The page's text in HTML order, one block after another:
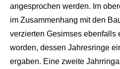
angesprochen werden. Im
im Zusammenhang mit den
verzierten Gesimses ebenfalls
worden, dessen Jahresringe
ergaben. Eine zweite Jahrring